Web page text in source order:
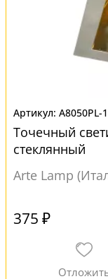
A8050PL-
Точечный
стеклянный
Arte Lamp
375 ₽